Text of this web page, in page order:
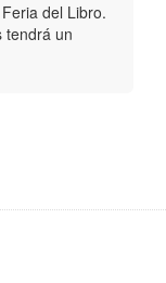
del Libro.
tendrá un